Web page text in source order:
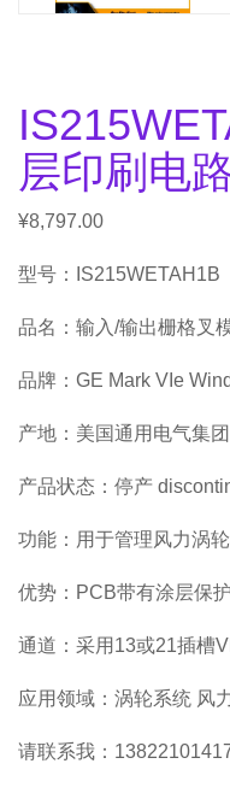
层印刷电
¥8,797.00
型号：IS215WETAH1B
品名：输入/输出栅格叉
品牌：GE Mark VIe Wind
产地：美国通用电气集团
产品状态：停产
功能：用于管理风力涡
优势：PCB带有涂层保护
通道：采用13或21插槽
应用领域：涡轮系统 风
请联系我：